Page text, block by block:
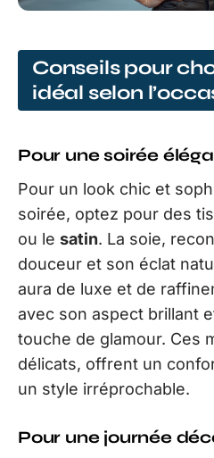
Conseils pour
idéal selon
Pour une soirée
Pour un look chic et
soirée, optez pour des
ou le satin. La soie,
douceur et son éclat
aura de luxe et de
avec son aspect brillant
touche de glamour. Ces
délicats, offrent un
un style irréprochable.
Pour une journée